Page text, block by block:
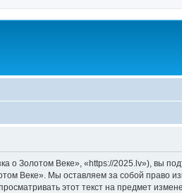
Золотом Веке», «https://2025.lv»), вы
Веке». Мы оставляем за собой право
этот текст на предмет